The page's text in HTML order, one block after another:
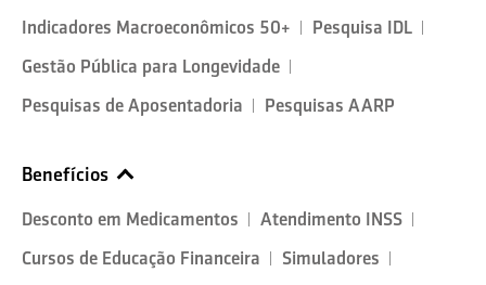
Indicadores Macroeconômicos 50+
Pesquisa IDL
Gestão Pública para Longevidade
Pesquisas de Aposentadoria
Pesquisas AARP
Benefícios
Desconto em Medicamentos
Atendimento INSS
Cursos de Educação Financeira
Simuladores